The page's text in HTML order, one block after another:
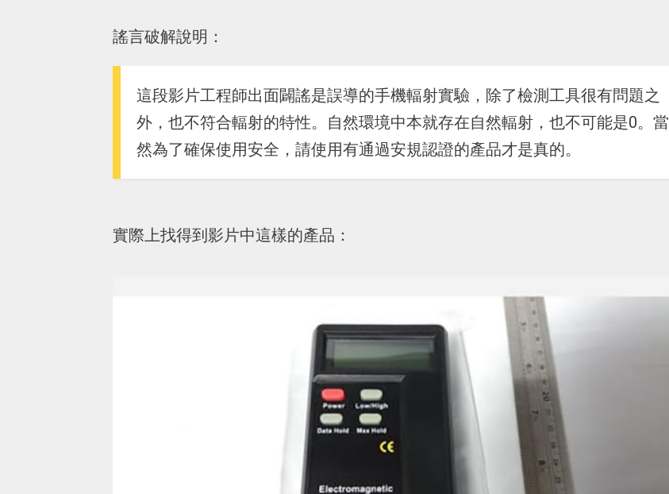
謠言破解說明：
這段影片工程師出面闢謠是誤導的手機輻射實驗，除了檢測工具很有問題之
外，也不符合輻射的特性。自然環境中本就存在自然輻射，也不可能是0。當
然為了確保使用安全，請使用有通過安規認證的產品才是真的。
實際上找得到影片中這樣的產品：